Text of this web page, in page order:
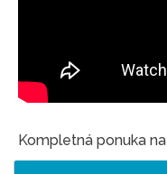
Kompletná ponuka na